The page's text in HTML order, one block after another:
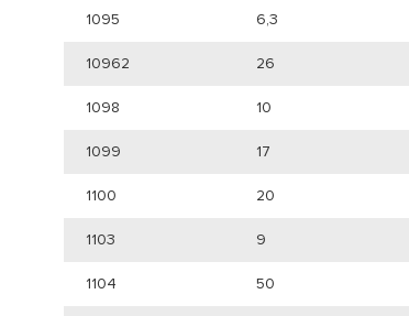
1095 6,3
10962 26
1098 10
1099 17
1100 20
1103 9
1104 50